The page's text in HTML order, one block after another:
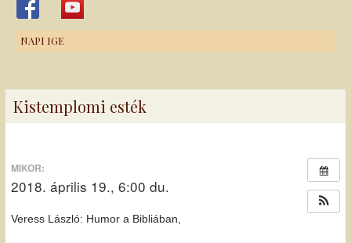
NAPI IGE
Kistemplomi esték
MIKOR:
2018. április 19., 6:00 du.
Veress László: Humor a Bibliában,